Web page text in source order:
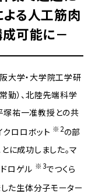
る人工筋肉
成可能に－
大学・大学院工学研
勤）、北陸先端科学
塚祐一准教授との共
クロロボット ※2の部
に成功しました。マ
ロゲル ※3でつくら
た生体分子モーター